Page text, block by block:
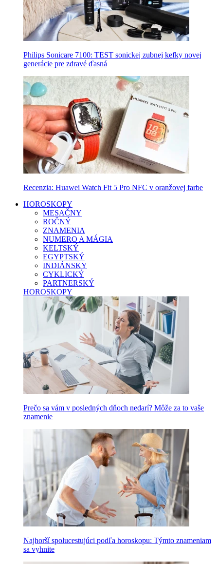
Philips Sonicare 7100: TEST sonickej zubnej kefky novej
generácie pre zdravé ďasná
Recenzia: Huawei Watch Fit 5 Pro NFC v oranžovej farbe
HOROSKOPY
MESAČNY
ROČNÝ
ZNAMENIA
NUMERO A MÁGIA
KELTSKÝ
EGYPTSKÝ
INDIÁNSKY
CYKLICKÝ
PARTNERSKÝ
HOROSKOPY
Prečo sa vám v posledných dňoch nedarí? Môže za to vaše
znamenie
Najhorší spolucestujúci podľa horoskopu: Týmto znameniam
sa vyhnite